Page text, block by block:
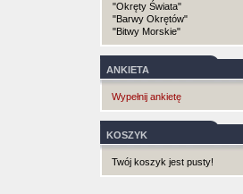
"Okręty Świata"
"Barwy Okrętów"
"Bitwy Morskie"
ANKIETA
Wypełnij ankietę
KOSZYK
Twój koszyk jest pusty!